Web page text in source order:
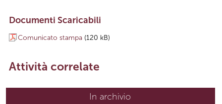
Documenti Scaricabili
Comunicato stampa (120 kB)
Attività correlate
In archivio